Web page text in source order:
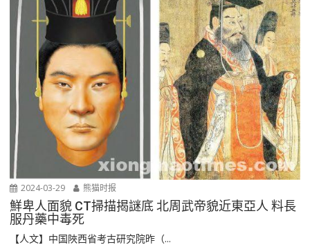
2024-03-29 熊猫时报
鮮卑人面貌 CT掃描揭謎底 北周武帝貌近東亞人 料長
服丹藥中毒死
【人文】中国陜西省考古研究院昨（...